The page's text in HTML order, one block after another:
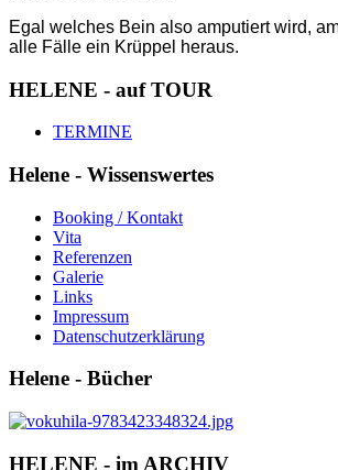
Egal welches Bein also amputiert wird,
alle Fälle ein Krüppel heraus.
HELENE - auf TOUR
TERMINE
Helene - Wissenswertes
Booking / Kontakt
Vita
Referenzen
Galerie
Links
Impressum
Datenschutzerklärung
Helene - Bücher
HELENE - im ARCHIV